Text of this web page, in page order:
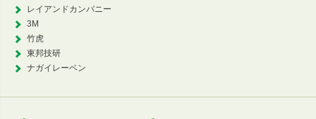
レイアンドカンパニー
3M
竹虎
東邦技研
ナガイレーベン